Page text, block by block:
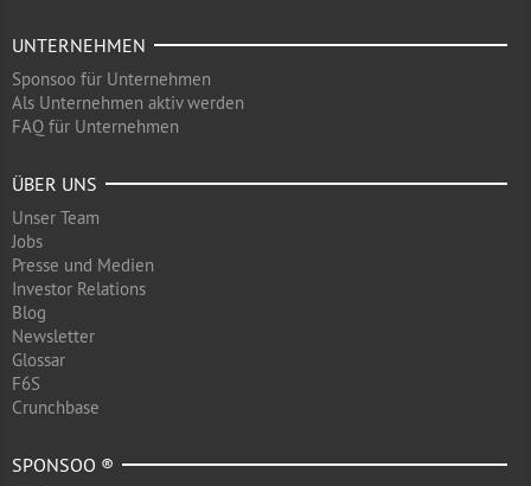
UNTERNEHMEN
Sponsoo für Unternehmen
Als Unternehmen aktiv werden
FAQ für Unternehmen
ÜBER UNS
Unser Team
Jobs
Presse und Medien
Investor Relations
Blog
Newsletter
Glossar
F6S
Crunchbase
SPONSOO ®